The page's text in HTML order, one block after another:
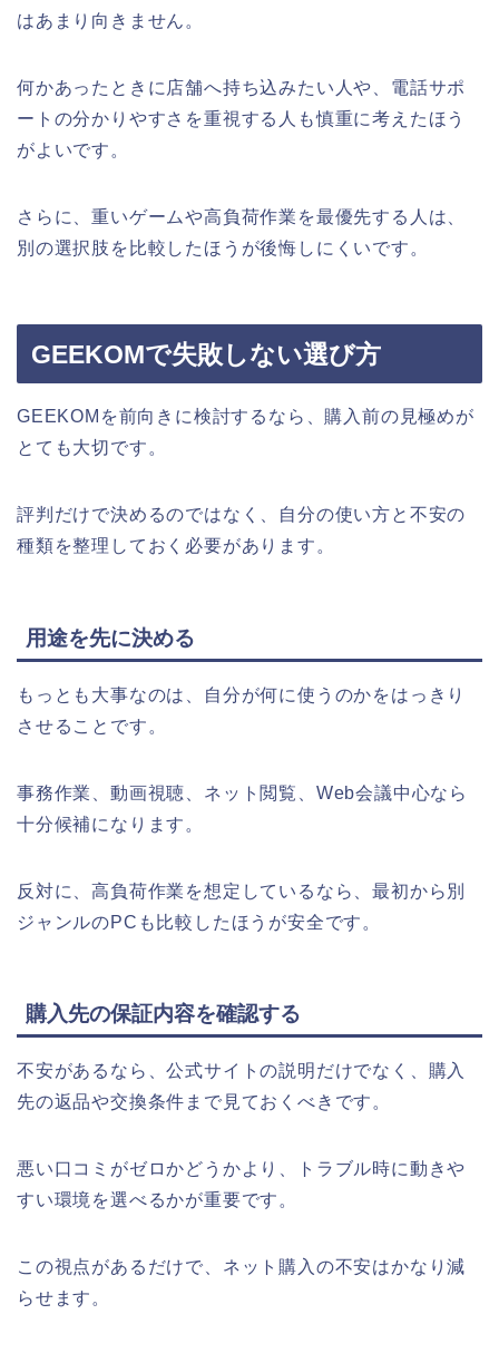
はあまり向きません。
何かあったときに店舗へ持ち込みたい人や、電話サポ
ートの分かりやすさを重視する人も慎重に考えたほう
がよいです。
さらに、重いゲームや高負荷作業を最優先する人は、
別の選択肢を比較したほうが後悔しにくいです。
GEEKOMで失敗しない選び方
GEEKOMを前向きに検討するなら、購入前の見極めが
とても大切です。
評判だけで決めるのではなく、自分の使い方と不安の
種類を整理しておく必要があります。
用途を先に決める
もっとも大事なのは、自分が何に使うのかをはっきり
させることです。
事務作業、動画視聴、ネット閲覧、Web会議中心なら
十分候補になります。
反対に、高負荷作業を想定しているなら、最初から別
ジャンルのPCも比較したほうが安全です。
購入先の保証内容を確認する
不安があるなら、公式サイトの説明だけでなく、購入
先の返品や交換条件まで見ておくべきです。
悪い口コミがゼロかどうかより、トラブル時に動きや
すい環境を選べるかが重要です。
この視点があるだけで、ネット購入の不安はかなり減
らせます。